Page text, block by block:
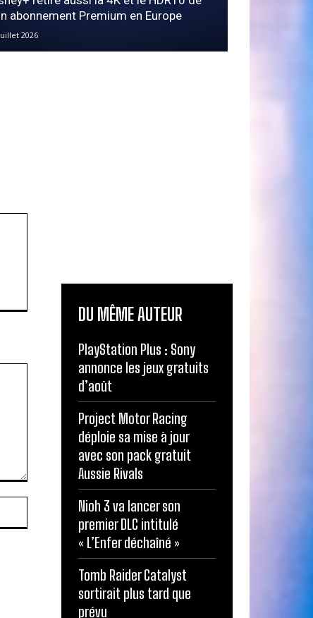
abonnement Premium en Europe
2026
DU MÊME AUTEUR
PlayStation Plus : Sony
annonce les jeux gratuits
d’août
Project Motor Racing
déploie sa mise à jour
avec son pack gratuit
Aussie Rivals
Nioh 3 va lancer son
premier DLC intitulé
« L’Enfer déchaîné »
Tomb Raider Catalyst
sortirait plus tard que
prévu